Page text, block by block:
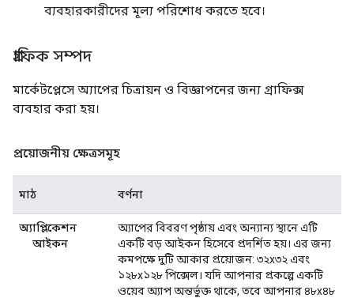
ব্যবহারকারীদের মূল্য পরিশোধ করতে হবে।
গ্রাফিক সম্পদ
মার্কেটপ্লেসে অ্যাপের চিত্রায়ন ও বিজ্ঞাপনের জন্য গ্রাফিক্স
ব্যবহার করা হয়।
প্রয়োজনীয় ক্ষেত্রসমূহ
মাঠ বর্ণনা
অ্যাপ্লিকেশন
আইকন
অ্যাপের বিবরণ পৃষ্ঠায় এবং অন্যান্য স্থানে এটি
একটি বড় আইকন হিসেবে প্রদর্শিত হয়। এর জন্য
কমপক্ষে দুটি আকার প্রয়োজন: ৩২x৩২ এবং
১২৮x১২৮ পিক্সেল। যদি আপনার প্রকল্পে একটি
ওয়েব অ্যাপ অন্তর্ভুক্ত থাকে, তবে আপনার ৪৮x৪৮